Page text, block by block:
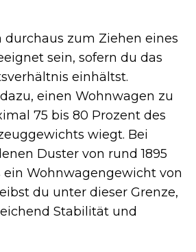
durchaus zum Ziehen eines
sein, sofern du das
einhältst.
einen Wohnwagen zu
75 bis 80 Prozent des
wiegt. Bei
Duster von rund 1895
Wohnwagengewicht von
du unter dieser Grenze,
Stabilität und